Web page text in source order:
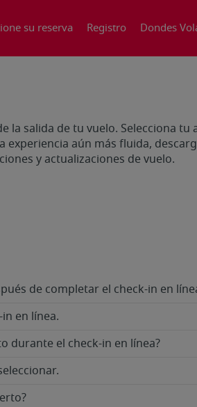
su reserva Registro Dondes
la salida de tu vuelo. Selecciona tu
aún más fluida,
y actualizaciones de vuelo.
de completar el check-in en
en línea.
durante el check-in en línea?